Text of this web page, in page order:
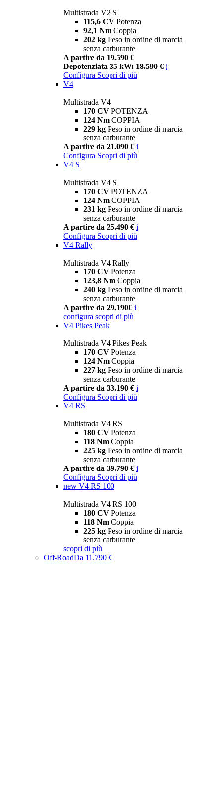
Multistrada V2 S
115,6 CV Potenza
92,1 Nm Coppia
202 kg Peso in ordine di marcia
senza carburante
A partire da 19.590 €
Depotenziata 35 kW: 18.590 € i
Configura Scopri di più
V4
Multistrada V4
170 CV POTENZA
124 Nm COPPIA
229 kg Peso in ordine di marcia
senza carburante
A partire da 21.090 € i
Configura Scopri di più
V4 S
Multistrada V4 S
170 CV POTENZA
124 Nm COPPIA
231 kg Peso in ordine di marcia
senza carburante
A partire da 25.490 € i
Configura Scopri di più
V4 Rally
Multistrada V4 Rally
170 CV Potenza
123,8 Nm Coppia
240 kg Peso in ordine di marcia
senza carburante
A partire da 29.190€ i
configura scopri di più
V4 Pikes Peak
Multistrada V4 Pikes Peak
170 CV Potenza
124 Nm Coppia
227 kg Peso in ordine di marcia
senza carburante
A partire da 33.190 € i
Configura Scopri di più
V4 RS
Multistrada V4 RS
180 CV Potenza
118 Nm Coppia
225 kg Peso in ordine di marcia
senza carburante
A partire da 39.790 € i
Configura Scopri di più
new V4 RS 100
Multistrada V4 RS 100
180 CV Potenza
118 Nm Coppia
225 kg Peso in ordine di marcia
senza carburante
scopri di più
Off-RoadDa 11.790 €